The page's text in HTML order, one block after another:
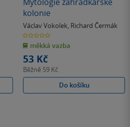
kolonie
Václav Vokolek Richard Čermák
0.0
z
5
hvězdiček
měkká vazba
53 Kč
Běžně 59 Kč
Do košíku